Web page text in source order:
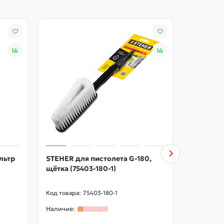
STEHER для пистолета G-180,
щётка (75403-180-1)
75403-180-1